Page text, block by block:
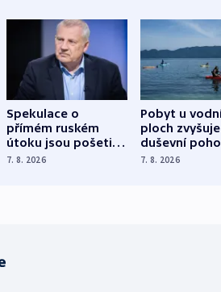
Spekulace o
přímém ruském
útoku jsou pošetilé,
míní estonský
7. 8. 2026
Pobyt u
ploch zvyšuje
duševní
ukázala
7. 8. 2026